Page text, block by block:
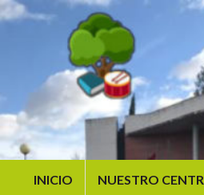
INICIO NUESTRO